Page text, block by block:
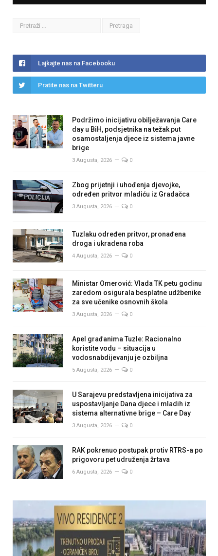
Lajkajte nas na Facebooku
Pratite nas na Twitteru
Podržimo inicijativu obilježavanja Care
day u BiH, podsjetnika na težak put
osamostaljenja djece iz sistema javne
brige
3 Augusta, 2026 0
Zbog prijetnji i uhođenja djevojke,
određen pritvor mladiću iz Gradačca
3 Augusta, 2026 0
Tuzlaku određen pritvor, pronađena
droga i ukradena roba
4 Augusta, 2026 0
Ministar Omerović: Vlada TK petu godinu
zaredom osigurala besplatne udžbenike
za sve učenike osnovnih škola
3 Augusta, 2026 0
Apel građanima Tuzle: Racionalno
koristite vodu – situacija u
vodosnabdijevanju je ozbiljna
5 Augusta, 2026 0
U Sarajevu predstavljena inicijativa za
uspostavljanje Dana djece i mladih iz
sistema alternativne brige – Care Day
3 Augusta, 2026 0
RAK pokrenuo postupak protiv RTRS-a po
prigovoru pet udruženja žrtava
6 Augusta, 2026 0